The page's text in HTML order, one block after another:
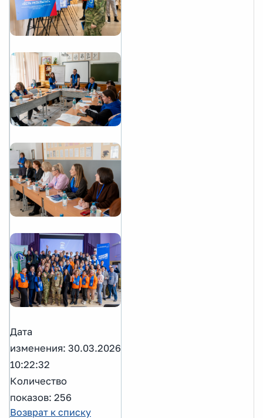
Дата
изменения: 30.03.2026
10:22:32
Количество
показов: 256
Возврат к списку